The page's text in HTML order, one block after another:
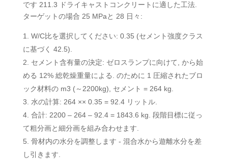
です 211.3 ドライキャストコンクリートに適した工法.
ターゲットの場合 25 MPaと 28 日々:
W/C比を選択してください: 0.35 (セメント強度クラス
に基づく 42.5).
セメント含有量の決定: ゼロスランプに向けて, から始
める 12% 総乾燥重量による. のために 1 圧縮されたブロ
ック材料の m3 (～2200kg), セメント = 264 kg.
水の計算: 264 ×× 0.35 = 92.4 リットル.
合計: 2200 – 264 – 92.4 = 1843.6 kg. 段階目標に従っ
て粗分画と細分画を組み合わせます.
骨材内の水分を調整します - 混合水から遊離水分を差
し引きます.